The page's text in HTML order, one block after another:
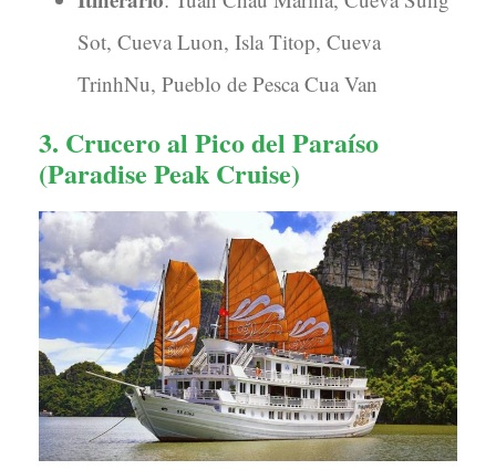
Sot, Cueva Luon, Isla Titop, Cueva
TrinhNu, Pueblo de Pesca Cua Van
3. Crucero al Pico del Paraíso
(Paradise Peak Cruise)